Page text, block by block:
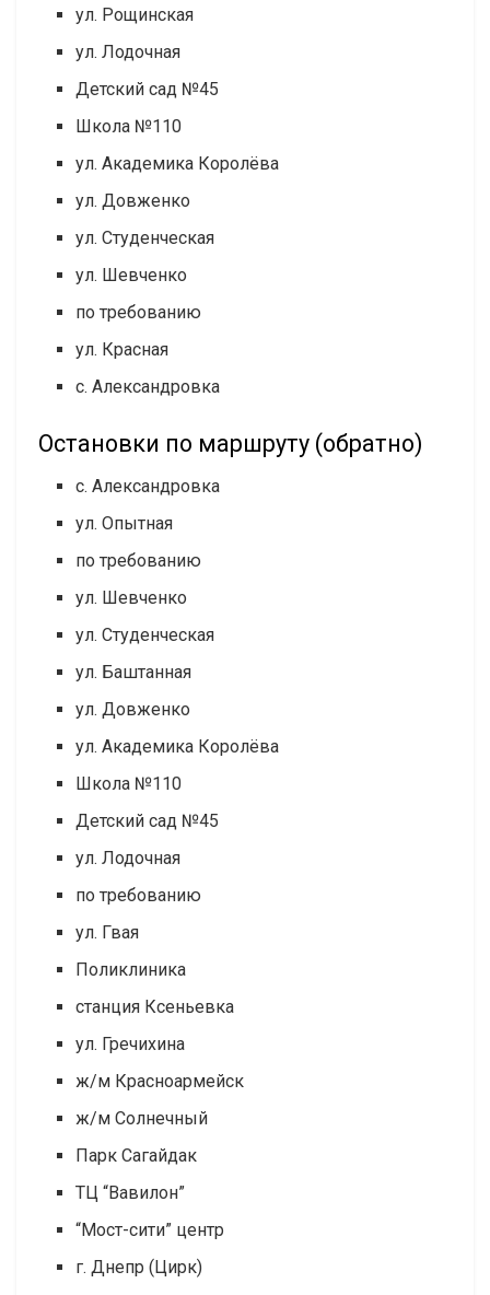
ул. Рощинская
ул. Лодочная
Детский сад №45
Школа №110
ул. Академика Королёва
ул. Довженко
ул. Студенческая
ул. Шевченко
по требованию
ул. Красная
с. Александровка
Остановки по маршруту (обратно)
с. Александровка
ул. Опытная
по требованию
ул. Шевченко
ул. Студенческая
ул. Баштанная
ул. Довженко
ул. Академика Королёва
Школа №110
Детский сад №45
ул. Лодочная
по требованию
ул. Гвая
Поликлиника
станция Ксеньевка
ул. Гречихина
ж/м Красноармейск
ж/м Солнечный
Парк Сагайдак
ТЦ “Вавилон”
“Мост-сити” центр
г. Днепр (Цирк)